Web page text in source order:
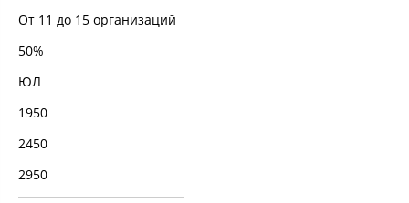
От 11 до 15 организаций
50%
ЮЛ
1950
2450
2950